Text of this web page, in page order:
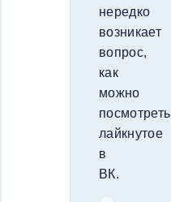
нередко
возникает
вопрос,
как
можно
посмотреть
лайкнутое
в
ВК.